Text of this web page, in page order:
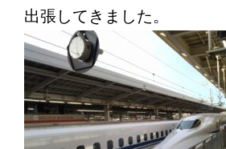
出張してきました。